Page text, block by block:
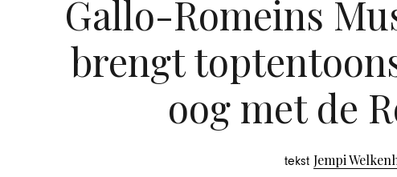
Gallo-Romeins
brengt
oog met de
tekstJempi